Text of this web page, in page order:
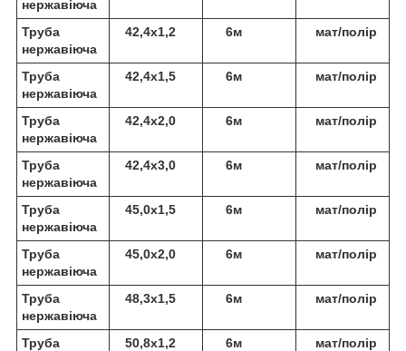
нержавіюча
Труба
нержавіюча
42,4х1,2 6м мат/полір
Труба
нержавіюча
42,4х1,5 6м мат/полір
Труба
нержавіюча
42,4х2,0 6м мат/полір
Труба
нержавіюча
42,4х3,0 6м мат/полір
Труба
нержавіюча
45,0х1,5 6м мат/полір
Труба
нержавіюча
45,0х2,0 6м мат/полір
Труба
нержавіюча
48,3х1,5 6м мат/полір
Труба
50,8х1,2 6м мат/полір